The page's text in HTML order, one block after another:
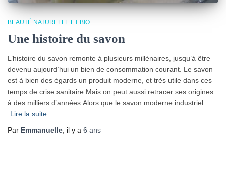
BEAUTÉ NATURELLE ET BIO
Une histoire du savon
L’histoire du savon remonte à plusieurs millénaires, jusqu’à être
devenu aujourd’hui un bien de consommation courant. Le savon
est à bien des égards un produit moderne, et très utile dans ces
temps de crise sanitaire.Mais on peut aussi retracer ses origines
à des milliers d’années.Alors que le savon moderne industriel
Lire la suite…
Par Emmanuelle, il y a 6 ans